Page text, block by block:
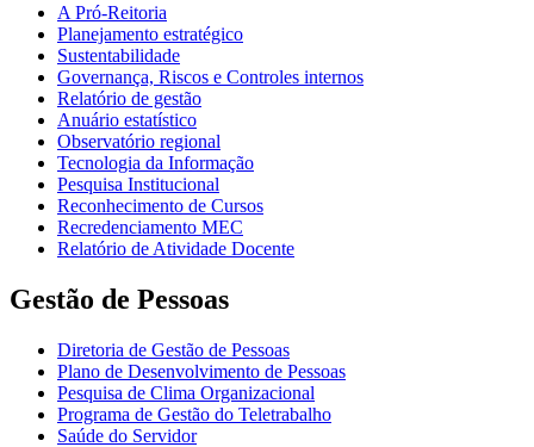
A Pró-Reitoria
Planejamento estratégico
Sustentabilidade
Governança, Riscos e Controles internos
Relatório de gestão
Anuário estatístico
Observatório regional
Tecnologia da Informação
Pesquisa Institucional
Reconhecimento de Cursos
Recredenciamento MEC
Relatório de Atividade Docente
Gestão de Pessoas
Diretoria de Gestão de Pessoas
Plano de Desenvolvimento de Pessoas
Pesquisa de Clima Organizacional
Programa de Gestão do Teletrabalho
Saúde do Servidor